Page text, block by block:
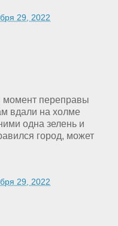
29, 2022
момент переправы
вдали на холме
одна зелень и
город, может
29, 2022